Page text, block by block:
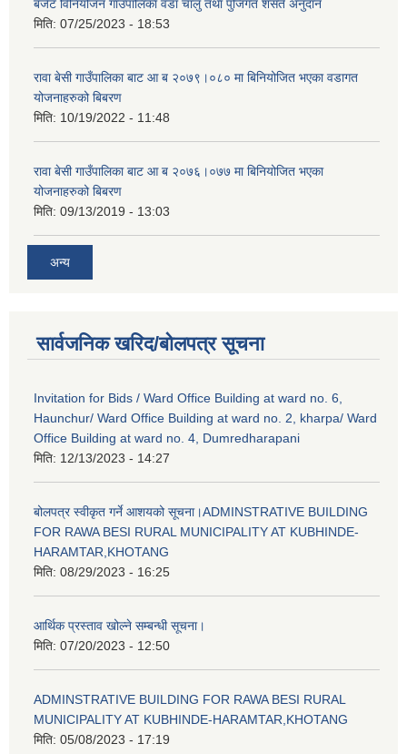
बजेट विनियोजन गाउँपालिका वडा चालु तथा पुजिगत शसर्त अनुदान
मिति: 07/25/2023 - 18:53
रावा बेसी गाउँपालिका बाट आ ब २०७९।०८० मा बिनियोजित भएका वडागत
योजनाहरुको बिबरण
मिति: 10/19/2022 - 11:48
रावा बेसी गाउँपालिका बाट आ ब २०७६।०७७ मा बिनियोजित भएका
योजनाहरुको बिबरण
मिति: 09/13/2019 - 13:03
अन्य
सार्वजनिक खरिद/बोलपत्र सूचना
Invitation for Bids / Ward Office Building at ward no. 6,
Haunchur/ Ward Office Building at ward no. 2, kharpa/ Ward
Office Building at ward no. 4, Dumredharapani
मिति: 12/13/2023 - 14:27
बोलपत्र स्वीकृत गर्ने आशयको सूचना।ADMINSTRATIVE BUILDING
FOR RAWA BESI RURAL MUNICIPALITY AT KUBHINDE-
HARAMTAR,KHOTANG
मिति: 08/29/2023 - 16:25
आर्थिक प्रस्ताव खोल्ने सम्बन्धी सूचना।
मिति: 07/20/2023 - 12:50
ADMINSTRATIVE BUILDING FOR RAWA BESI RURAL
MUNICIPALITY AT KUBHINDE-HARAMTAR,KHOTANG
मिति: 05/08/2023 - 17:19